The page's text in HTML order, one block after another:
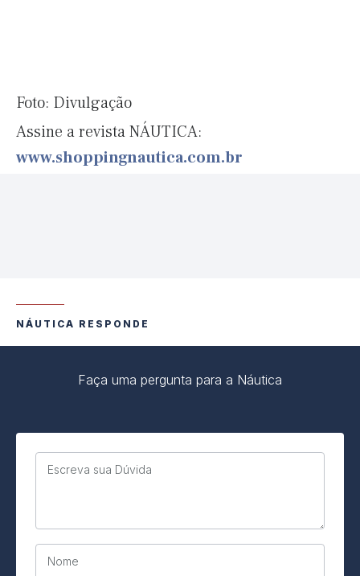
Foto: Divulgação
Assine a revista NÁUTICA:
www.shoppingnautica.com.br
NÁUTICA RESPONDE
Faça uma pergunta para a Náutica
Escreva sua Dúvida
Nome